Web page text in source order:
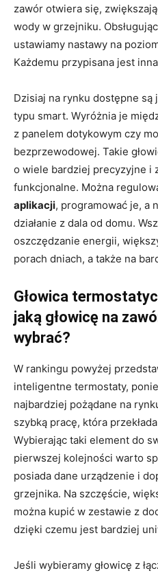
zawór otwiera się,
wody w grzejniku.
ustawiamy nastawy na
Każdemu przypisana jest
Dzisiaj na rynku dostępne są
typu smart. Wyróżnia je
z panelem dotykowym czy
bezprzewodowej. Takie
o wiele bardziej precyzyjne i
funkcjonalne. Można
aplikacji, programować je, a
działanie z dala od domu.
oszczędzanie energii,
porach dniach, a także na
Głowica
jaką głowicę na
wybrać?
W rankingu powyżej
inteligentne termostaty,
najbardziej pożądane na
szybką pracę, która
Wybierając taki element do
pierwszej kolejności warto
posiada dane urządzenie i
grzejnika. Na szczęście,
można kupić w zestawie z
dzięki czemu jest bardziej
Jeśli wybieramy głowicę z